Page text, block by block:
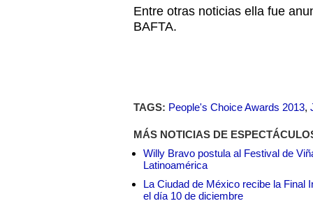
Entre otras noticias ella fue
BAFTA.
TAGS: People's Choice Awards 2013,
MÁS NOTICIAS DE
Willy Bravo postula al Festival de
Latinoamérica
La Ciudad de México recibe la Final
el día 10 de diciembre